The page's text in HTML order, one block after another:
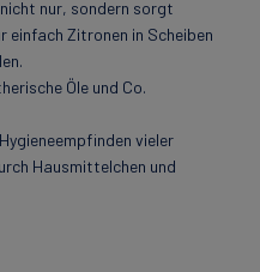
nur, sondern sorgt
einfach Zitronen in Scheiben
Öle und Co.
vieler
Hausmittelchen und